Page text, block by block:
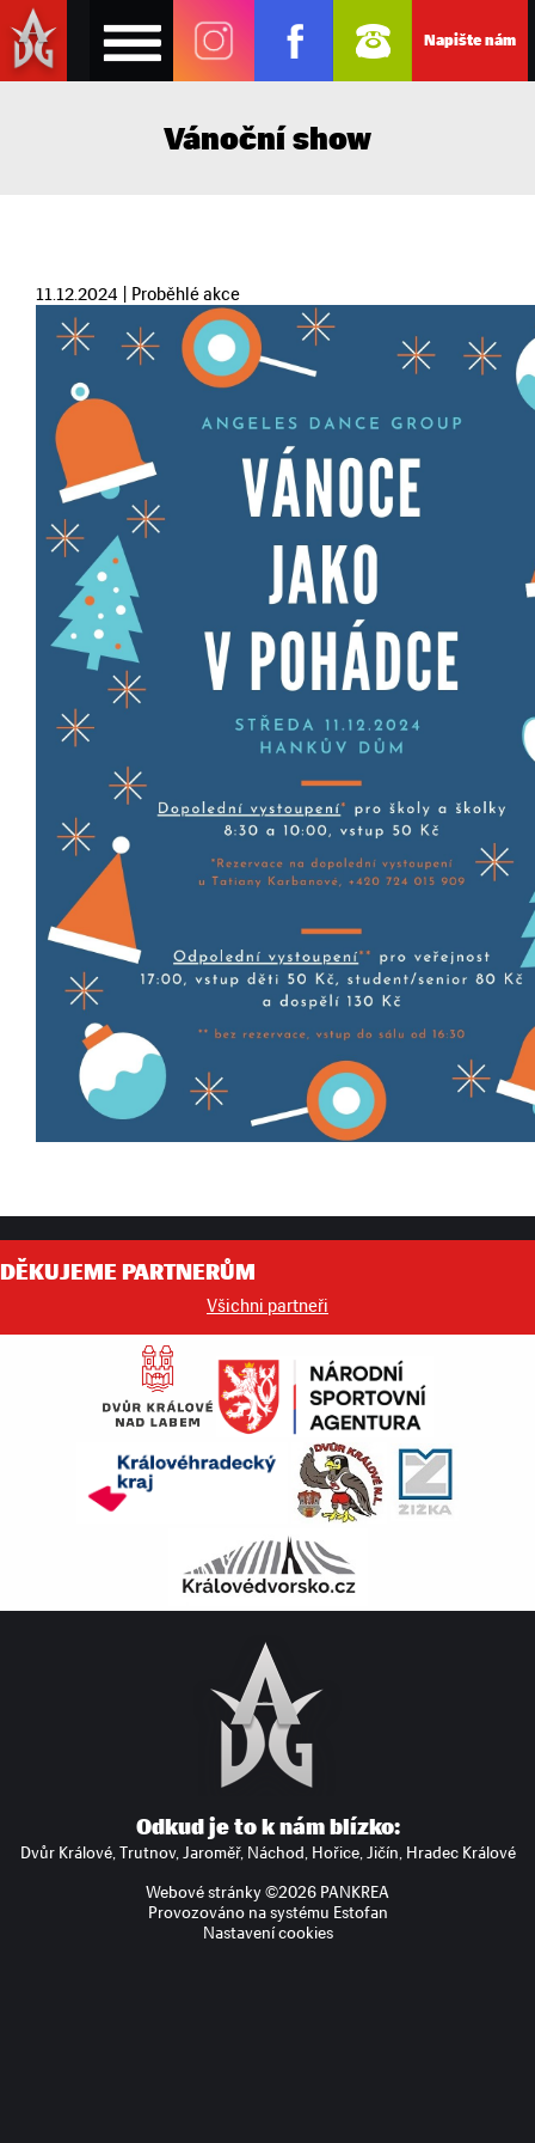
Napište nám
Vánoční show
11.12.2024 | Proběhlé akce
DĚKUJEME PARTNERŮM
Všichni partneři
Odkud je to k nám blízko
Dvůr Králové Trutnov Jaroměř Náchod Hořice Jičín Hradec Králové
Webové stránky ©2026 PANKREA
Provozováno na systému Estofan
Nastavení cookies